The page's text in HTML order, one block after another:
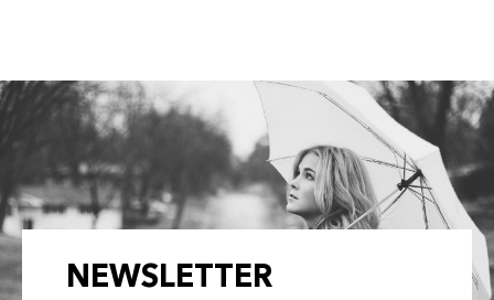
NEWSLETTER